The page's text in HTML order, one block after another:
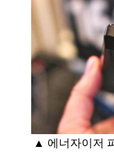
▲ 에너자이저